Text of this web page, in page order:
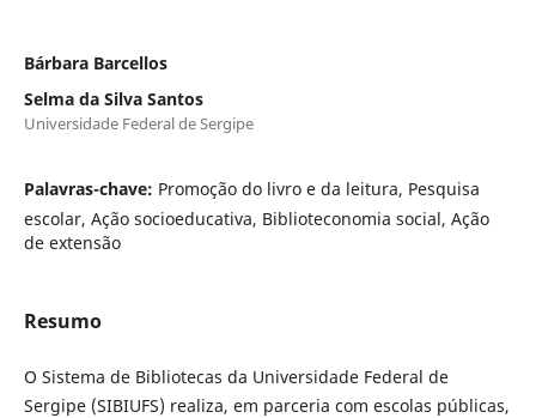
Bárbara Barcellos
Selma da Silva Santos
Universidade Federal de Sergipe
Palavras-chave: Promoção do livro e da leitura, Pesquisa
escolar, Ação socioeducativa, Biblioteconomia social, Ação
de extensão
Resumo
O Sistema de Bibliotecas da Universidade Federal de
Sergipe (SIBIUFS) realiza, em parceria com escolas públicas,